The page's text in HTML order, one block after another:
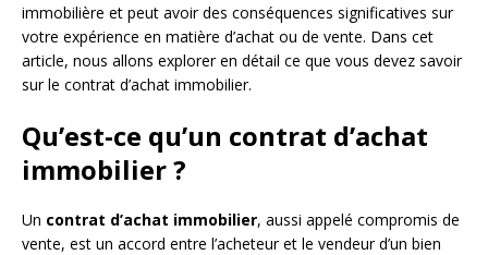
immobilière et peut avoir des conséquences significatives sur
votre expérience en matière d’achat ou de vente. Dans cet
article, nous allons explorer en détail ce que vous devez savoir
sur le contrat d’achat immobilier.
Qu’est-ce qu’un contrat d’achat
immobilier ?
Un contrat d’achat immobilier, aussi appelé compromis de
vente, est un accord entre l’acheteur et le vendeur d’un bien